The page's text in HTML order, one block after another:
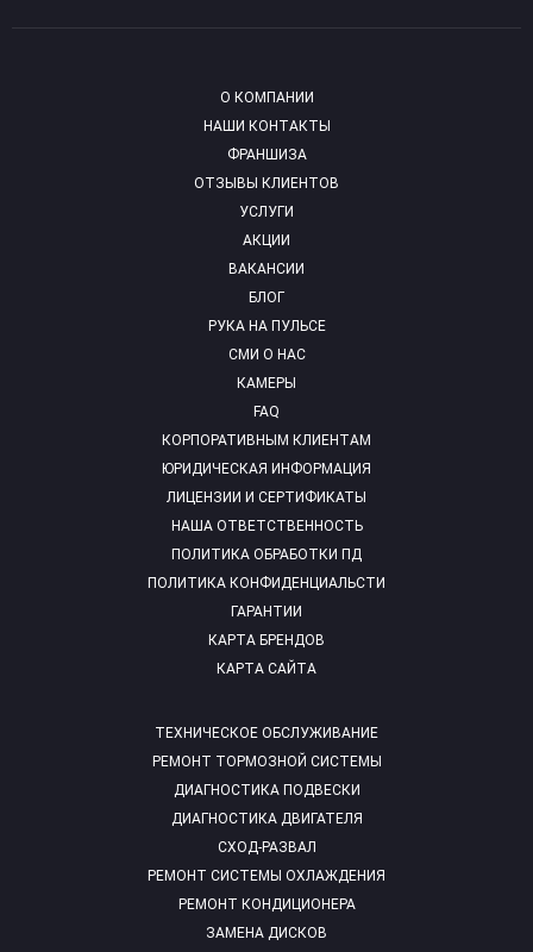
О КОМПАНИИ
НАШИ КОНТАКТЫ
ФРАНШИЗА
ОТЗЫВЫ КЛИЕНТОВ
УСЛУГИ
АКЦИИ
ВАКАНСИИ
БЛОГ
РУКА НА ПУЛЬСЕ
СМИ О НАС
КАМЕРЫ
FAQ
ТЕХНИЧЕСКОЕ ОБСЛУЖИВАНИЕ
РЕМОНТ ТОРМОЗНОЙ СИСТЕМЫ
ДИАГНОСТИКА ПОДВЕСКИ
ДИАГНОСТИКА ДВИГАТЕЛЯ
СХОД-РАЗВАЛ
РЕМОНТ СИСТЕМЫ ОХЛАЖДЕНИЯ
РЕМОНТ КОНДИЦИОНЕРА
ЗАМЕНА ДИСКОВ
КОРПОРАТИВНЫМ КЛИЕНТАМ
ЮРИДИЧЕСКАЯ ИНФОРМАЦИЯ
ЛИЦЕНЗИИ И СЕРТИФИКАТЫ
НАША ОТВЕТСТВЕННОСТЬ
ПОЛИТИКА ОБРАБОТКИ ПД
ПОЛИТИКА КОНФИДЕНЦИАЛЬСТИ
ГАРАНТИИ
КАРТА БРЕНДОВ
КАРТА САЙТА